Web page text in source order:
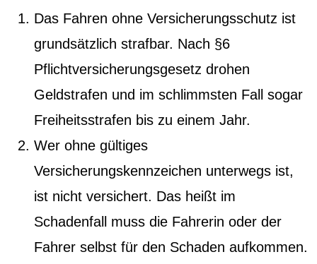
Das Fahren ohne Versicherungsschutz ist
grundsätzlich strafbar. Nach §6
Pflichtversicherungsgesetz drohen
Geldstrafen und im schlimmsten Fall sogar
Freiheitsstrafen bis zu einem Jahr.
Wer ohne gültiges
Versicherungskennzeichen unterwegs ist,
ist nicht versichert. Das heißt im
Schadenfall muss die Fahrerin oder der
Fahrer selbst für den Schaden aufkommen.